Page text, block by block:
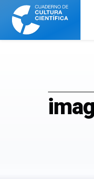
Cuaderno
Cultura
Científica